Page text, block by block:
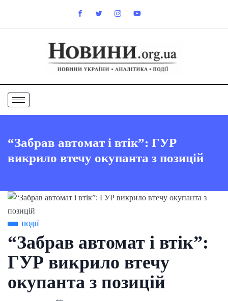
“Забрав автомат і втік”: ГУР
викрило втечу окупанта з позицій
ПОДІЇ
“Забрав автомат і втік”:
ГУР викрило втечу
окупанта з позицій